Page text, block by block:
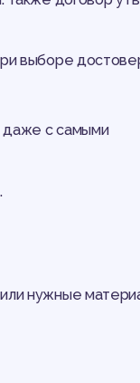
выборе
даже с самыми
нужные